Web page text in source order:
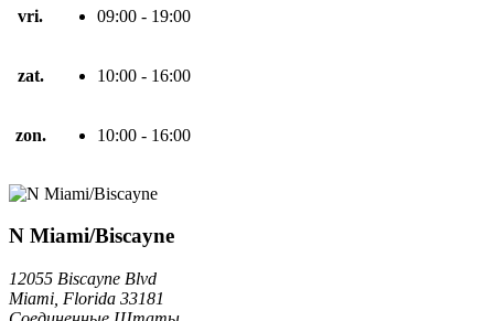
vri. 09:00 - 19:00
zat. 10:00 - 16:00
zon. 10:00 - 16:00
N Miami/Biscayne
12055 Biscayne Blvd
Miami, Florida 33181